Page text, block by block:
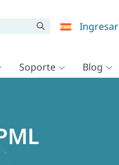
Ingresar
Soporte Blog